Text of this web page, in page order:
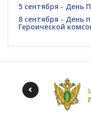
5 сентября - День
8 сентября - День
Героической